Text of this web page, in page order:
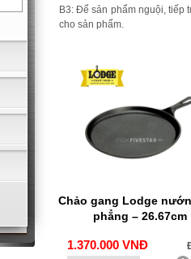
B3: Để sản phẩm nguội, tiếp
cho sản phẩm.
Chảo gang Lodge
phẳng – 26.67cm
1.370.000 VNĐ